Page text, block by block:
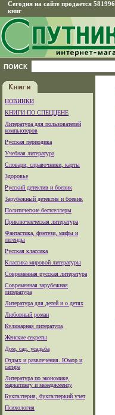
Сегодня на сайте продается 581996
книг
ПОИСК
НОВИНКИ
КНИГИ ПО СПЕЦЦЕНЕ
Литература для пользователей
компьютеров
Русская периодика
Учебная литература
Словари, справочники, карты
Здоровье
Русский детектив и боевик
Зарубежный детектив и боевик
Политические бестселлеры
Приключенческая литература
Фантастика, фэнтези, мифы и
легенды
Русская классика
Классика мировой литературы
Современная русская литература
Современная зарубежная
литература
Литература для детей и о детях
Любовный роман
Кулинарная литература
Женские секреты
Дом, сад, усадьба
Отдых и развлечения. Юмор и
сатира
Литература по экономике,
маркетингу и менеджменту
Бухгалтерия, бухгалтеркий учет
Психология